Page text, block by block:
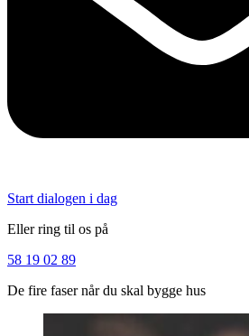
Start dialogen i dag
Eller ring til os på
58 19 02 89
De fire faser når du skal bygge hus